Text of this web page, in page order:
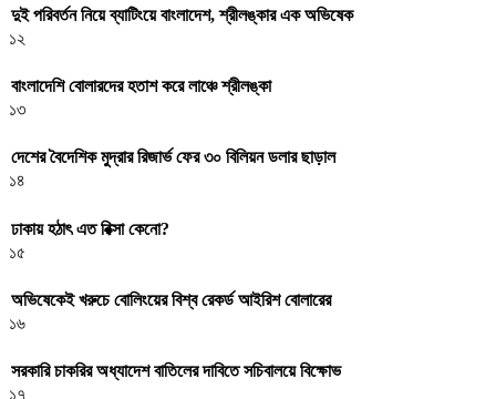
দুই পরিবর্তন নিয়ে ব্যাটিংয়ে বাংলাদেশ, শ্রীলঙ্কার এক অভিষেক
১২
বাংলাদেশি বোলারদের হতাশ করে লাঞ্চে শ্রীলঙ্কা
১৩
দেশের বৈদেশিক মুদ্রার রিজার্ভ ফের ৩০ বিলিয়ন ডলার ছাড়াল
১৪
ঢাকায় হঠাৎ এত রিক্সা কেনো?
১৫
অভিষেকেই খরুচে বোলিংয়ের বিশ্ব রেকর্ড আইরিশ বোলারের
১৬
সরকারি চাকরির অধ্যাদেশ বাতিলের দাবিতে সচিবালয়ে বিক্ষোভ
১৭